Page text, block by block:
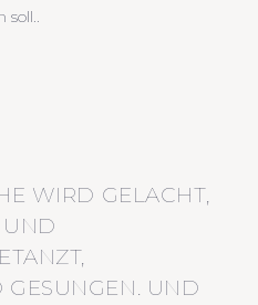
soll..
WIRD GELACHT,
UND
UND